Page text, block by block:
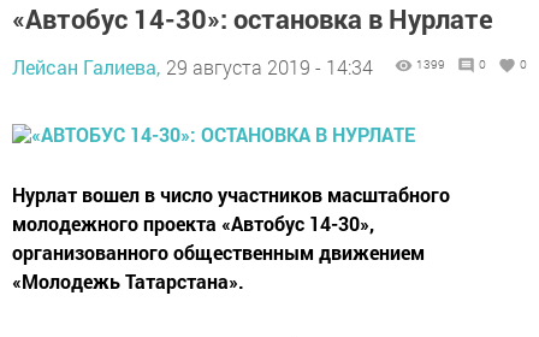
«Автобус 14-30»: остановка в Нурлате
Лейсан Галиева, 29 августа 2019 - 14:34 1399 0 0
Нурлат вошел в число участников масштабного
молодежного проекта «Автобус 14-30»,
организованного общественным движением
«Молодежь Татарстана».